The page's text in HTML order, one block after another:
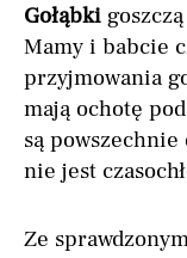
Gołąbki
Mamy i babcie
przyjmowania
mają ochotę
są
nie jest
Ze